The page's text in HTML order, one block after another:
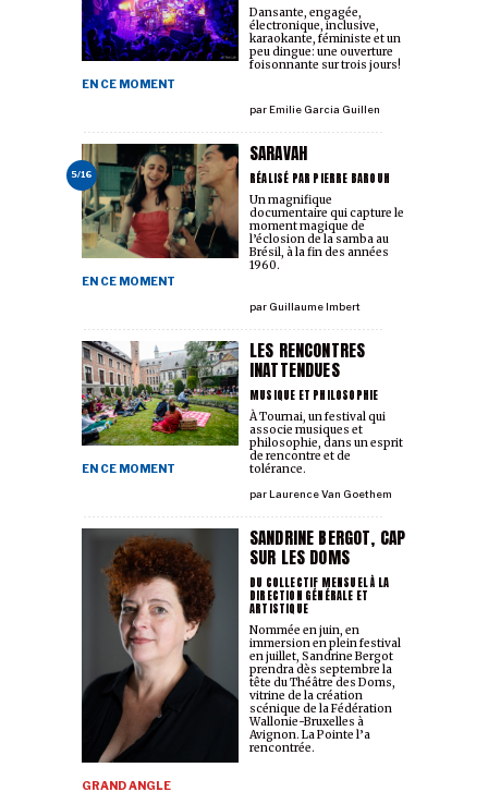
EN CE MOMENT
parEmilie Garcia Guillen
Dansante, engagée,
électronique, inclusive,
karaokante, féministe et un
peu dingue: une ouverture
foisonnante sur trois jours!
5/16
SARAVAH
RÉALISÉ PAR PIERRE BAROUH
EN CE MOMENT
par Guillaume Imbert
Un magnifique
documentaire qui capture le
moment magique de
l’éclosion de la samba au
Brésil, à la fin des années
1960.
LES RENCONTRES
INATTENDUES
MUSIQUE ET PHILOSOPHIE
EN CE MOMENT
parLaurence Van Goethem
À Tournai, un festival qui
associe musiques et
philosophie, dans un esprit
de rencontre et de
tolérance.
SANDRINE BERGOT, CAP
SUR LES DOMS
DU COLLECTIF MENSUEL À LA
DIRECTION GÉNÉRALE ET
ARTISTIQUE
GRAND ANGLE
Nommée en juin, en
immersion en plein festival
en juillet, Sandrine Bergot
prendra dès septembre la
tête du Théâtre des Doms,
vitrine de la création
scénique de la Fédération
Wallonie-Bruxelles à
Avignon. La Pointe l’a
rencontrée.